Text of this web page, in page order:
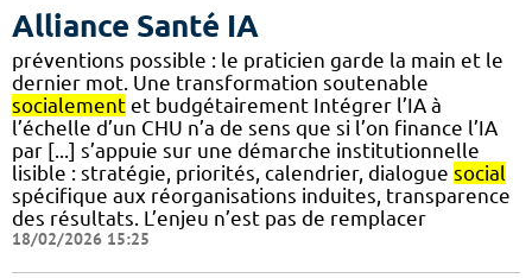
Alliance Santé IA
préventions possible : le praticien garde la main et le
dernier mot. Une transformation soutenable
socialement et budgétairement Intégrer l’IA à
l’échelle d’un CHU n’a de sens que si l’on finance l’IA
par [...] s’appuie sur une démarche institutionnelle
lisible : stratégie, priorités, calendrier, dialogue social
spécifique aux réorganisations induites, transparence
des résultats. L’enjeu n’est pas de remplacer
18/02/2026 15:25